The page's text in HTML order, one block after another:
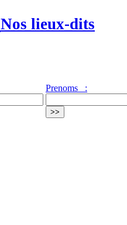
Nos lieux-dits
Prenoms :